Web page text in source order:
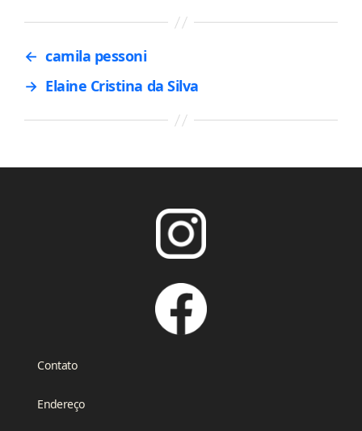
← camila pessoni
→ Elaine Cristina da Silva
Contato
Endereço